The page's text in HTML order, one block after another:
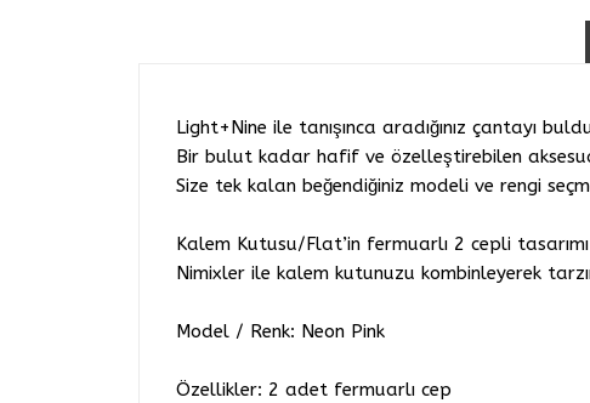
Light+Nine ile tanışınca aradığınız çantayı
Bir bulut kadar hafif ve özelleştirebilen
Size tek kalan beğendiğiniz modeli ve rengi
Kalem Kutusu/Flat’in fermuarlı 2 cepli
Nimixler ile kalem kutunuzu kombinleyerek
Model / Renk: Neon Pink
Özellikler: 2 adet fermuarlı cep